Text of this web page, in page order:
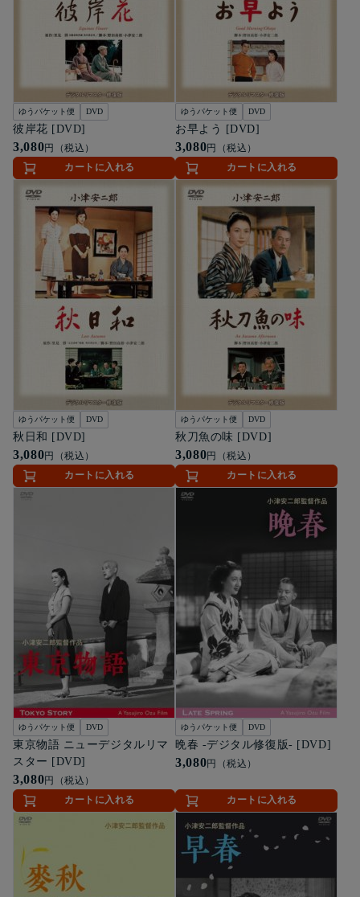
ゆうパケット便 DVD
彼岸花 [DVD]
3,080円（税込）
カートに入れる
ゆうパケット便 DVD
お早よう [DVD]
3,080円（税込）
カートに入れる
ゆうパケット便 DVD
秋日和 [DVD]
3,080円（税込）
カートに入れる
ゆうパケット便 DVD
秋刀魚の味 [DVD]
3,080円（税込）
カートに入れる
ゆうパケット便 DVD
東京物語 ニューデジタルリマ
スター [DVD]
3,080円（税込）
カートに入れる
ゆうパケット便 DVD
晩春 -デジタル修復版- [DVD]
3,080円（税込）
カートに入れる